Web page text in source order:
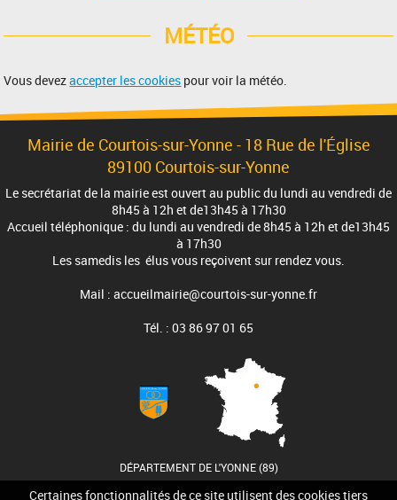
Certaines fonctionnalités de ce site utilisent des cookies tiers
MÉTÉO
Vous devezaccepter les cookies pour voir la météo.
Mairie de Courtois-sur-Yonne - 18 Rue de l'Église
89100 Courtois-sur-Yonne
Le secrétariat de la mairie est ouvert au public du lundi au vendredi de
8h45 à 12h et de13h45 à 17h30
Accueil téléphonique : du lundi au vendredi de 8h45 à 12h et de13h45
à 17h30
Les samedis les élus vous reçoivent sur rendez vous.
Mail : accueilmairie@courtois-sur-yonne.fr
Tél. : 03 86 97 01 65
DÉPARTEMENT DE L'YONNE (89)